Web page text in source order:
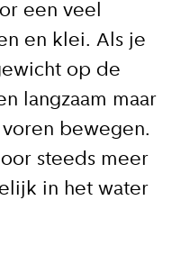
ons horen:
een veel
en klei. Als je
op de
langzaam maar
bewegen.
steeds meer
in het water